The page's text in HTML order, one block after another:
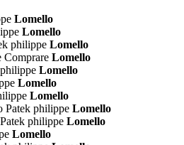
Lomello
Lomello
philippe Lomello
Comprare Lomello
Lomello
Lomello
Lomello
Patek philippe Lomello
philippe Lomello
Lomello